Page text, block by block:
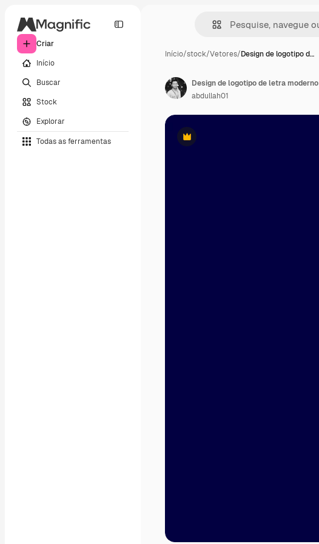
Criar
Início
Buscar
Stock
Explorar
Todas as ferramentas
Início/stock/Vetores/Design de logotipo d…
Premium
Design de logotipo de letra moderno
abdullah01